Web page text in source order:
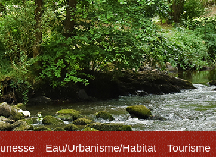
Eau/Urbanisme/Habitat
Tourisme